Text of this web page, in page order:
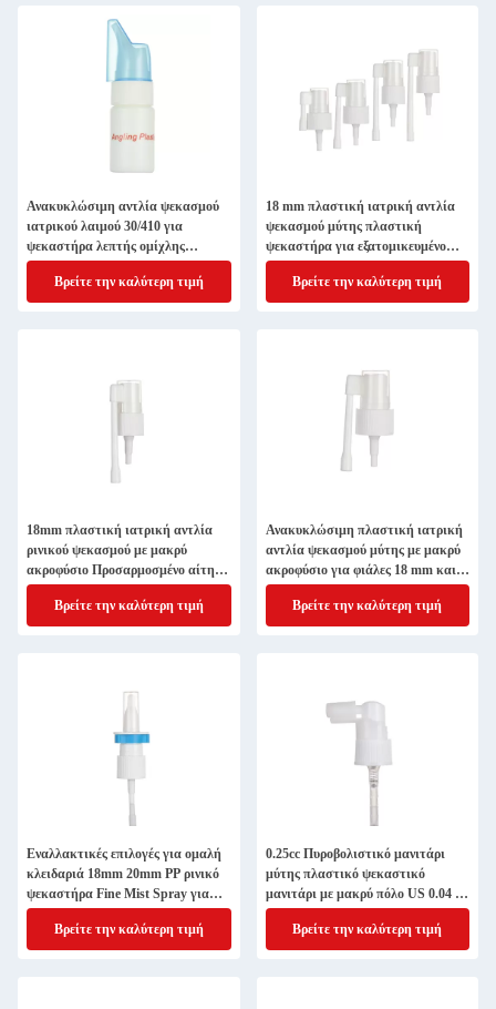
Ανακυκλώσιμη αντλία ψεκασμού
ιατρικού λαιμού 30/410 για
ψεκαστήρα λεπτής ομίχλης
Προσαρμοσμένο αίτημα
Βρείτε την καλύτερη τιμή
18 mm πλαστική ιατρική αντλία
ψεκασμού μύτης πλαστική
ψεκαστήρα για εξατομικευμένο
σχεδιασμό
Βρείτε την καλύτερη τιμή
18mm πλαστική ιατρική αντλία
ρινικού ψεκασμού με μακρύ
ακροφύσιο Προσαρμοσμένο αίτημα
αποδεκτό
Βρείτε την καλύτερη τιμή
Ανακυκλώσιμη πλαστική ιατρική
αντλία ψεκασμού μύτης με μακρύ
ακροφύσιο για φιάλες 18 mm και
20 mm
Βρείτε την καλύτερη τιμή
Εναλλακτικές επιλογές για ομαλή
κλειδαριά 18mm 20mm PP ρινικό
ψεκαστήρα Fine Mist Spray για
ιατρικούς σκοπούς
Βρείτε την καλύτερη τιμή
0.25cc Πυροβολιστικό μανιτάρι
μύτης πλαστικό ψεκαστικό
μανιτάρι με μακρύ πόλο US 0.04 /
κομμάτι δείγματα
Βρείτε την καλύτερη τιμή